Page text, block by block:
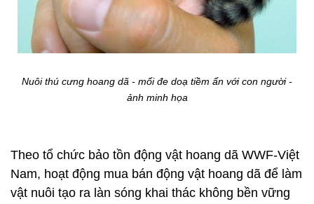
Nuôi thú cưng hoang dã - mối đe doạ tiềm ẩn với con người -
ảnh minh họa
Theo tổ chức bảo tồn động vật hoang dã WWF-Việt
Nam, hoạt động mua bán động vật hoang dã để làm
vật nuôi tạo ra làn sóng khai thác không bền vững